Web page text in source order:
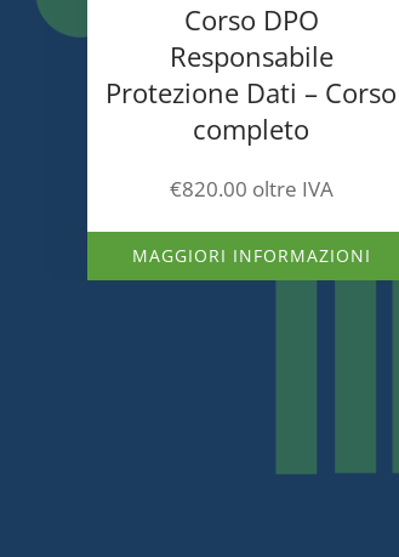
Corso DPO
Responsabile
Protezione Dati – Corso
completo
€820.00 oltre IVA
MAGGIORI INFORMAZIONI